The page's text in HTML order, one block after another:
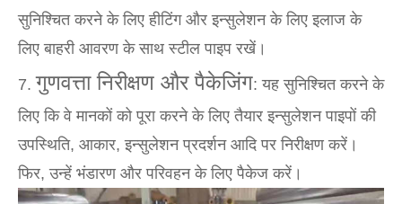
सुनिश्चित करने के लिए हीटिंग और इन्सुलेशन के लिए इलाज के
लिए बाहरी आवरण के साथ स्टील पाइप रखें।
7. गुणवत्ता निरीक्षण और पैकेजिंग: यह सुनिश्चित करने के
लिए कि वे मानकों को पूरा करने के लिए तैयार इन्सुलेशन पाइपों की
उपस्थिति, आकार, इन्सुलेशन प्रदर्शन आदि पर निरीक्षण करें।
फिर, उन्हें भंडारण और परिवहन के लिए पैकेज करें।